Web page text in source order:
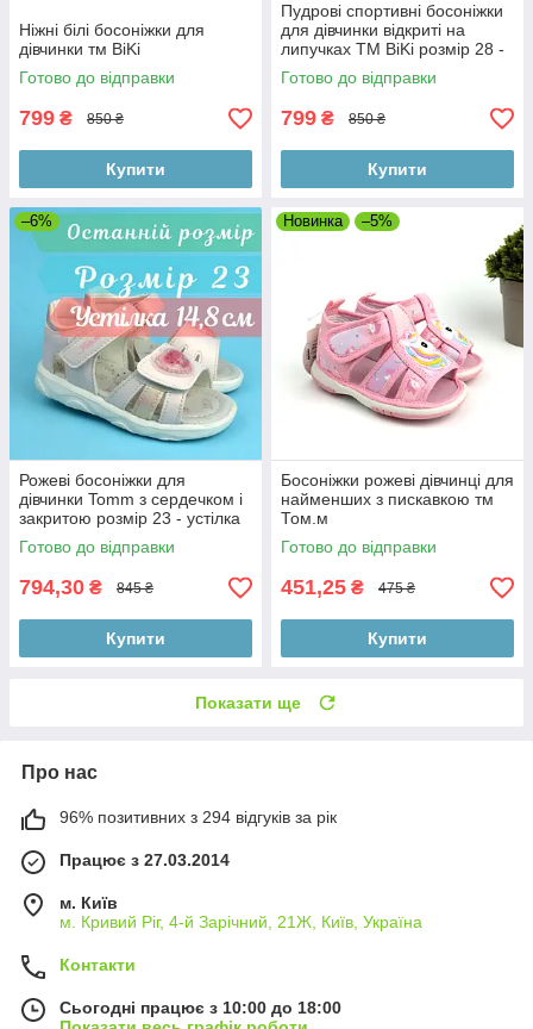
Ніжні білі босоніжки для
дівчинки тм BiKi
Готово до відправки
799 ₴ 850 ₴
Купити
Пудрові спортивні босоніжки
для дівчинки відкриті на
липучках ТМ BiKi розмір 28 -
устілка 18 см
Готово до відправки
799 ₴ 850 ₴
Купити
–6%
Рожеві босоніжки для
дівчинки Tomm з сердечком і
закритою розмір 23 - устілка
14,8 смп’яткою ТМ Tomm
розмір 23 - устілка 14,8 см
Готово до відправки
794,30 ₴ 845 ₴
Купити
Новинка –5%
Босоніжки рожеві дівчинці для
найменших з пискавкою тм
Том.м
Готово до відправки
451,25 ₴ 475 ₴
Купити
Показати ще
Про нас
96% позитивних з 294 відгуків за рік
Працює з 27.03.2014
м. Київ
м. Кривий Ріг, 4-й Зарічний, 21Ж, Київ, Україна
Контакти
Сьогодні працює з 10:00 до 18:00